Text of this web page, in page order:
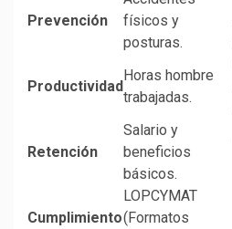
Prevención
físicos y
posturas.
Productividad
Horas hombre
trabajadas.
Retención
Salario y
beneficios
básicos.
Cumplimiento
LOPCYMAT
(Formatos